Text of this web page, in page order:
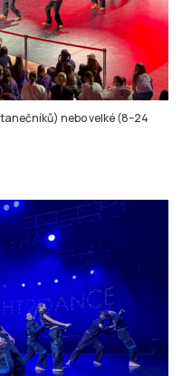
nebo velké (8–24